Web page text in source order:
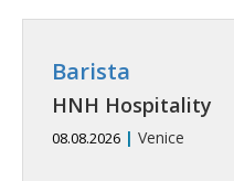
Barista
HNH Hospitality
08.08.2026 | Venice